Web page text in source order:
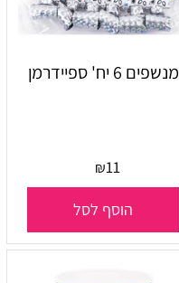
מנשפים 6 יח' ספיידרמן
₪11
הוסף לסל